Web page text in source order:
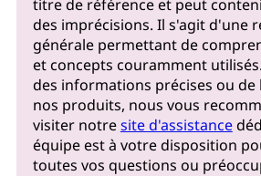
titre de référence et peut
des imprécisions. Il s'agit d'une
générale permettant de
et concepts couramment
des informations précises ou
nos produits, nous vous
visiter notresite d'assistance
équipe est à votre disposition
toutes vos questions ou